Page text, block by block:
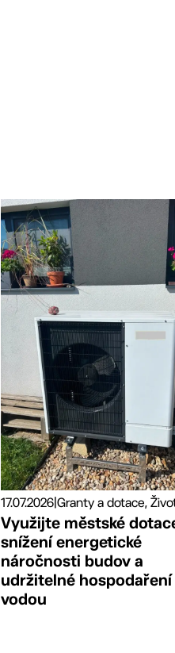
17.07.2026|
Využijte městské
snížení energetické
náročnosti budov a
udržitelné hospodaření
vodou